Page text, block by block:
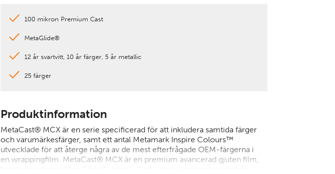
100 mikron Premium Cast
MetaGlide®
12 år svartvitt, 10 år färger, 5 år metallic
25 färger
Produktinformation
MetaCast® MCX är en serie specificerad för att inkludera samtida färger
och varumärkesfärger, samt ett antal Metamark Inspire Colours™
utvecklade för att återge några av de mest efterfrågade OEM-färgerna i
en wrappingfilm. MetaCast® MCX är en premium avancerad gjuten film,